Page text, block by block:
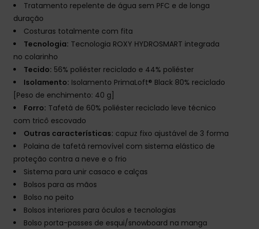
Tratamento repelente de água sem PFC e de longa
duração
Costuras totalmente com fita
Tecnologia: Tecnologia ROXY HYDROSMART integrada
no colarinho
Tecido: 56% poliéster reciclado e 44% poliéster
Isolamento: Isolamento PrimaLoft® Black 80% reciclado
[Peso de enchimento: 40 g]
Forro: Tafetá de 60% poliéster reciclado leve técnico
com tricô escovado
Outras características: capuz fixo ajustável de 3 forma
Polaina de tafetá removível com sistema elástico de
proteção contra a neve e o frio
Sistema para unir casaco e calças
Bolsos para as mãos
Bolso no peito
Bolsos interiores para óculos e tecnologias
Bolso porta-passes de esqui/snowboard na manga